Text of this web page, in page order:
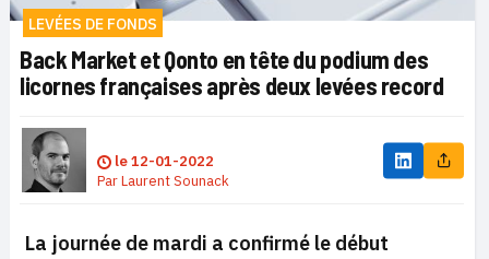
LEVÉES DE FONDS
Back Market et Qonto en tête du podium des
licornes françaises après deux levées record
le12-01-2022
ParLaurent Sounack
La journée de mardi a confirmé le début